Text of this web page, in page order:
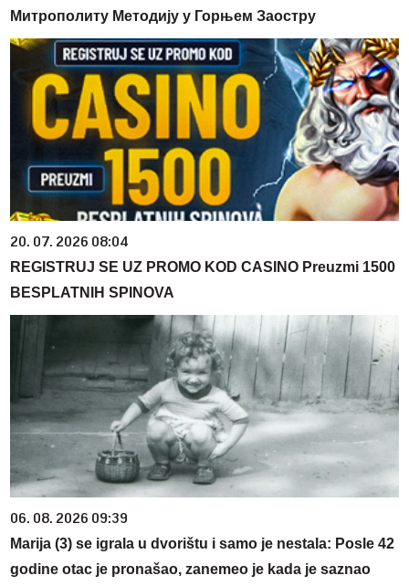
Митрополиту Методију у Горњем Заостру
20. 07. 2026 08:04
REGISTRUJ SE UZ PROMO KOD CASINO Preuzmi 1500
BESPLATNIH SPINOVA
06. 08. 2026 09:39
Marija (3) se igrala u dvorištu i samo je nestala: Posle 42
godine otac je pronašao, zanemeo je kada je saznao